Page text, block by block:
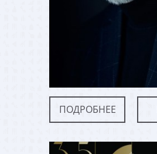
ПОДРОБНЕЕ